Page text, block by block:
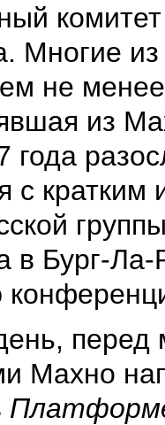
Многие
не
из
года
с кратким
в Бург-
перед
Махно